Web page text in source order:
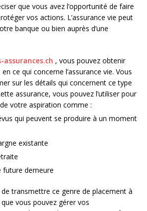
que vous avez l’opportunité de faire
vos actions. L’assurance vie peut
banque ou bien auprès d’une
assurances.ch , vous pouvez obtenir
ce qui concerne l’assurance vie. Vous
sur les détails qui concernent ce type
assurance, vous pouvez l’utiliser pour
votre aspiration comme :
qui peuvent se produire à un moment
existante
future demeure
transmettre ce genre de placement à
vous pouvez gérer vos